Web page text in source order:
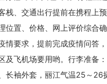
栈、交通出行提前在携程上
位置、价格、网上评价综合确
情要求，提前完成疫情问答
及飞机场要用哟。行李准备
长袖外套，丽江气温25～26